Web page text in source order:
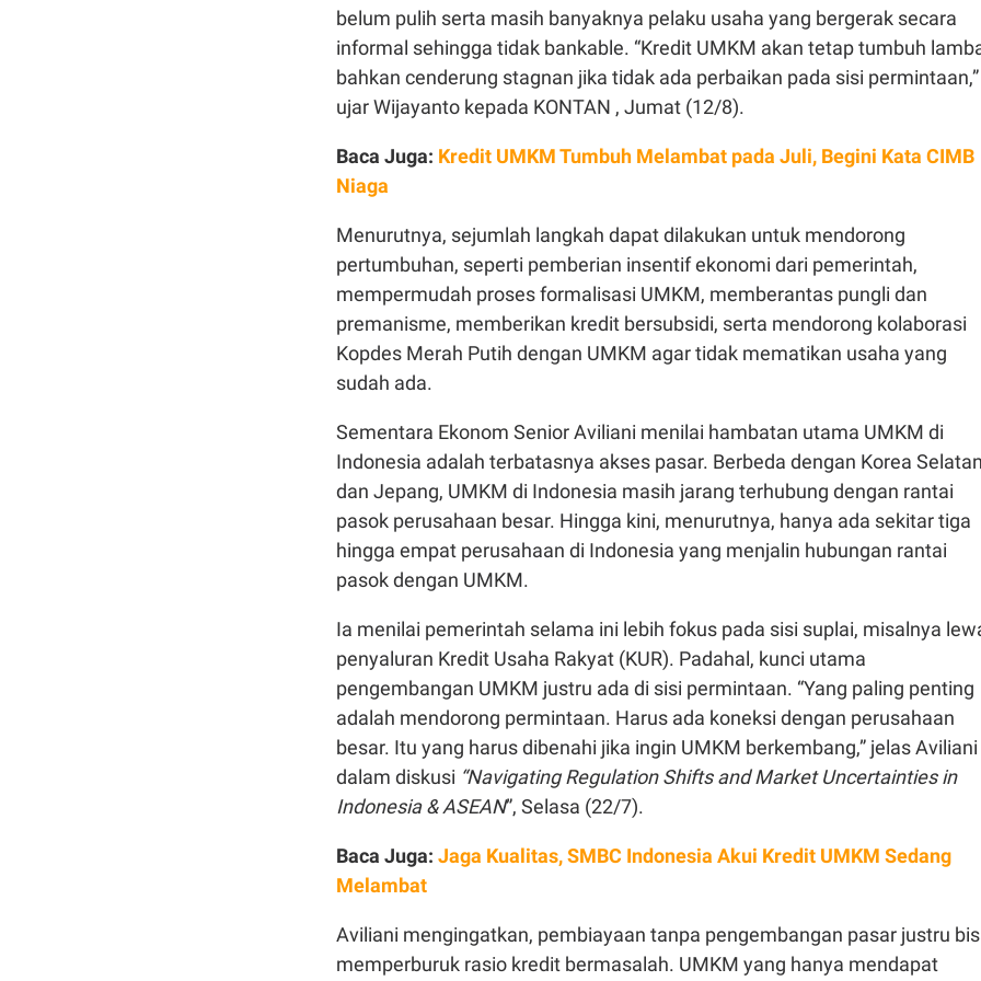
belum pulih serta masih banyaknya pelaku usaha yang bergerak secara
informal sehingga tidak bankable. “Kredit UMKM akan tetap tumbuh
bahkan cenderung stagnan jika tidak ada perbaikan pada sisi permintaan,”
ujar Wijayanto kepada KONTAN , Jumat (12/8).
Baca Juga: Kredit UMKM Tumbuh Melambat pada Juli, Begini Kata CIMB
Niaga
Menurutnya, sejumlah langkah dapat dilakukan untuk mendorong
pertumbuhan, seperti pemberian insentif ekonomi dari pemerintah,
mempermudah proses formalisasi UMKM, memberantas pungli dan
premanisme, memberikan kredit bersubsidi, serta mendorong kolaborasi
Kopdes Merah Putih dengan UMKM agar tidak mematikan usaha yang
sudah ada.
Sementara Ekonom Senior Aviliani menilai hambatan utama UMKM di
Indonesia adalah terbatasnya akses pasar. Berbeda dengan Korea
dan Jepang, UMKM di Indonesia masih jarang terhubung dengan rantai
pasok perusahaan besar. Hingga kini, menurutnya, hanya ada sekitar tiga
hingga empat perusahaan di Indonesia yang menjalin hubungan rantai
pasok dengan UMKM.
Ia menilai pemerintah selama ini lebih fokus pada sisi suplai, misalnya
penyaluran Kredit Usaha Rakyat (KUR). Padahal, kunci utama
pengembangan UMKM justru ada di sisi permintaan. “Yang paling penting
adalah mendorong permintaan. Harus ada koneksi dengan perusahaan
besar. Itu yang harus dibenahi jika ingin UMKM berkembang,” jelas Aviliani
dalam diskusi “Navigating Regulation Shifts and Market Uncertainties in
Indonesia & ASEAN”, Selasa (22/7).
Baca Juga: Jaga Kualitas, SMBC Indonesia Akui Kredit UMKM Sedang
Melambat
Aviliani mengingatkan, pembiayaan tanpa pengembangan pasar justru
memperburuk rasio kredit bermasalah. UMKM yang hanya mendapat